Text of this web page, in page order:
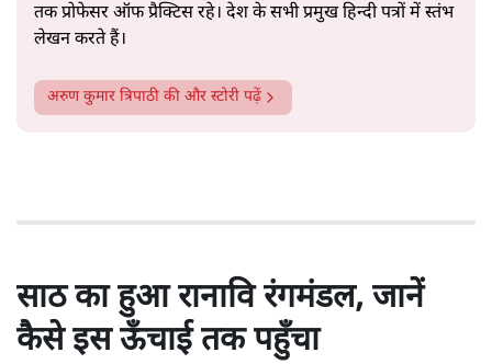
तक प्रोफेसर ऑफ प्रैक्टिस रहे। देश के सभी प्रमुख हिन्दी पत्रों में स्तंभ
लेखन करते हैं।
अरुण कुमार त्रिपाठी की और स्टोरी पढ़ें
साठ का हुआ रानावि रंगमंडल, जानें
कैसे इस ऊँचाई तक पहुँचा